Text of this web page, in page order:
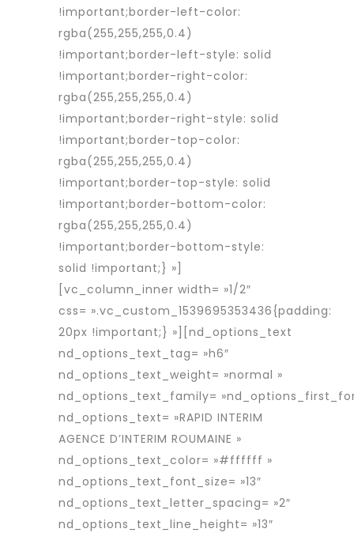
!important;border-left-color:
rgba(255,255,255,0.4)
!important;border-left-style: solid
!important;border-right-color:
rgba(255,255,255,0.4)
!important;border-right-style: solid
!important;border-top-color:
rgba(255,255,255,0.4)
!important;border-top-style: solid
!important;border-bottom-color:
rgba(255,255,255,0.4)
!important;border-bottom-style:
solid !important;} »]
[vc_column_inner width= »1/2″
css= ».vc_custom_1539695353436{padding:
20px !important;} »][nd_options_text
nd_options_text_tag= »h6″
nd_options_text_weight= »normal »
nd_options_text_family=
nd_options_text= »RAPID INTERIM
AGENCE D’INTERIM ROUMAINE »
nd_options_text_color= »#ffffff »
nd_options_text_font_size= »13″
nd_options_text_letter_spacing= »2″
nd_options_text_line_height= »13″